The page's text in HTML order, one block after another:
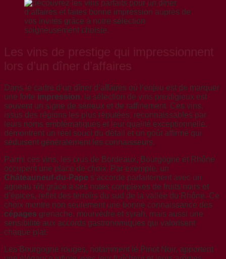
Les vins de prestige qui impressionnent
lors d’un dîner d’affaires
Dans le cadre d’un dîner d’affaires où l’enjeu est de marquer
une forte impression, la sélection de vins prestigieux est
souvent un signe de sérieux et de raffinement. Ces vins,
issus des régions les plus réputées, reconnaissables par
leurs noms emblématiques et leur qualité exceptionnelle,
démontrent un réel souci du détail et un goût affirmé qui
séduisent généralement les connaisseurs.
Parmi ces vins, les crus de Bordeaux, Bourgogne et Rhône
occupent une place de choix. Par exemple, un
Châteauneuf-du-Pape s’accorde parfaitement avec un
agneau rôti grâce à ses notes complexes de fruits noirs et
d’épices, reflet des terroirs du sud de la vallée du Rhône. Ce
choix montre non seulement une bonne connaissance des
cépages grenache, mourvèdre et syrah, mais aussi une
sensibilité aux accords gastronomiques qui valorisent
chaque plat.
Les Bourgogne rouges, notamment le Pinot Noir, apportent